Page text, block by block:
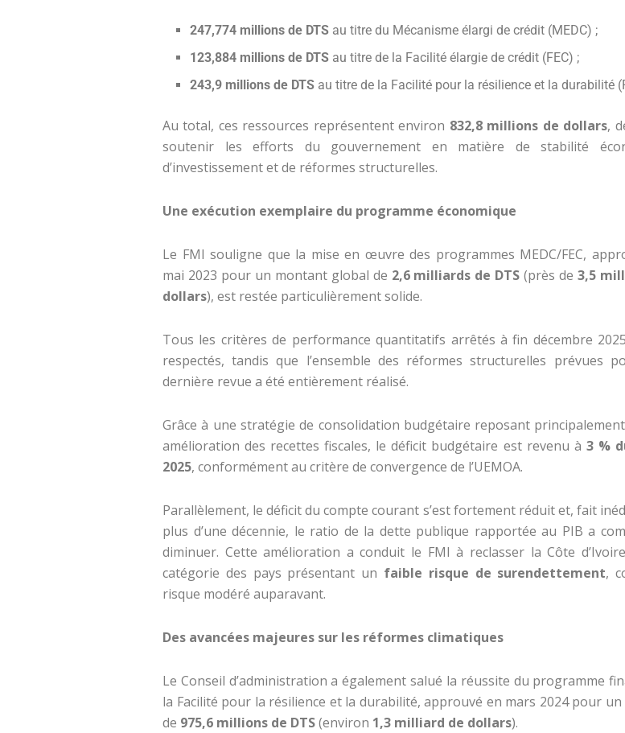
247,774 millions de DTS au titre du Mécanisme élargi de crédit (MEDC) ;
123,884 millions de DTS au titre de la Facilité élargie de crédit (FEC) ;
243,9 millions de DTS au titre de la Facilité pour la résilience et la durabilité
Au total, ces ressources représentent environ 832,8 millions de dollars,
soutenir les efforts du gouvernement en matière de stabilité
d’investissement et de réformes structurelles.
Une exécution exemplaire du programme économique
Le FMI souligne que la mise en œuvre des programmes MEDC/FEC,
mai 2023 pour un montant global de 2,6 milliards de DTS (près de3,5
dollars), est restée particulièrement solide.
Tous les critères de performance quantitatifs arrêtés à fin décembre
respectés, tandis que l’ensemble des réformes structurelles prévues
dernière revue a été entièrement réalisé.
Grâce à une stratégie de consolidation budgétaire reposant
amélioration des recettes fiscales, le déficit budgétaire est revenu à 3 %
2025, conformément au critère de convergence de l’UEMOA.
Parallèlement, le déficit du compte courant s’est fortement réduit et, fait
plus d’une décennie, le ratio de la dette publique rapportée au PIB a
diminuer. Cette amélioration a conduit le FMI à reclasser la Côte
catégorie des pays présentant un faible risque de surendettement,
risque modéré auparavant.
Des avancées majeures sur les réformes climatiques
Le Conseil d’administration a également salué la réussite du programme
la Facilité pour la résilience et la durabilité, approuvé en mars 2024 pour
de 975,6 millions de DTS(environ 1,3 milliard de dollars).